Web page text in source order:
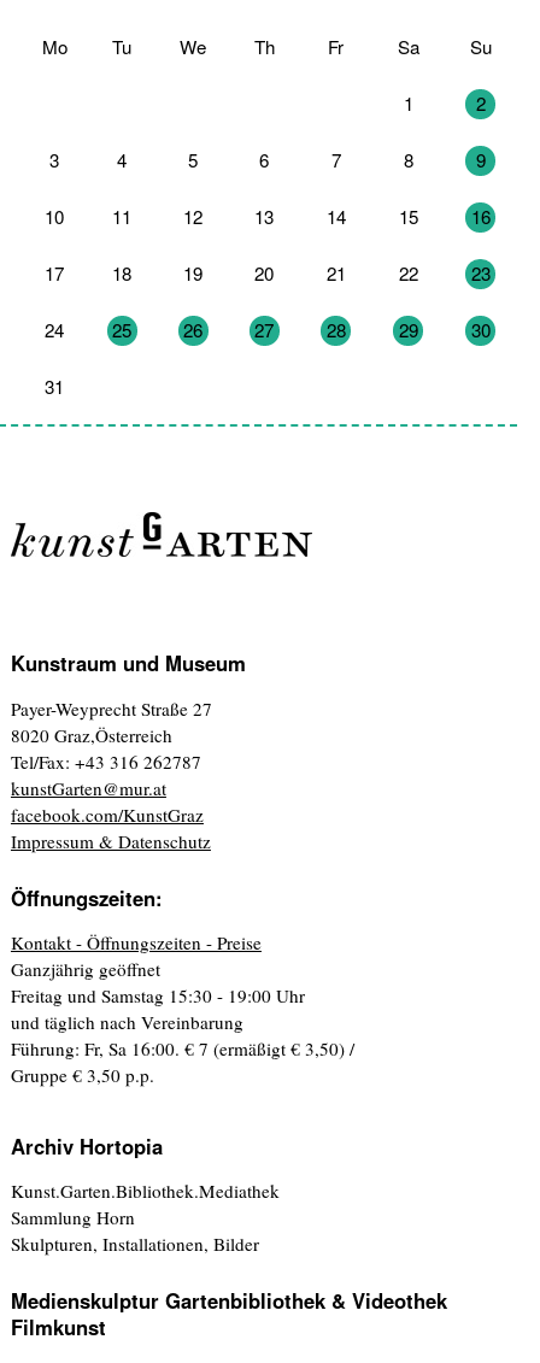
Mo Tu We Th Fr Sa Su
1 2
3 4 5 6 7 8 9
10 11 12 13 14 15 16
17 18 19 20 21 22 23
24 25 26 27 28 29 30
31
Kunstraum und Museum
Payer-Weyprecht Straße 27
8020 Graz,Österreich
Tel/Fax: +43 316 262787
kunstGarten@mur.at
facebook.com/KunstGraz
Impressum & Datenschutz
Öffnungszeiten:
Kontakt - Öffnungszeiten - Preise
Ganzjährig geöffnet
Freitag und Samstag 15:30 - 19:00 Uhr
und täglich nach Vereinbarung
Führung: Fr, Sa 16:00. € 7 (ermäßigt € 3,50) /
Gruppe € 3,50 p.p.
Archiv Hortopia
Kunst.Garten.Bibliothek.Mediathek
Sammlung Horn
Skulpturen, Installationen, Bilder
Medienskulptur Gartenbibliothek & Videothek
Filmkunst